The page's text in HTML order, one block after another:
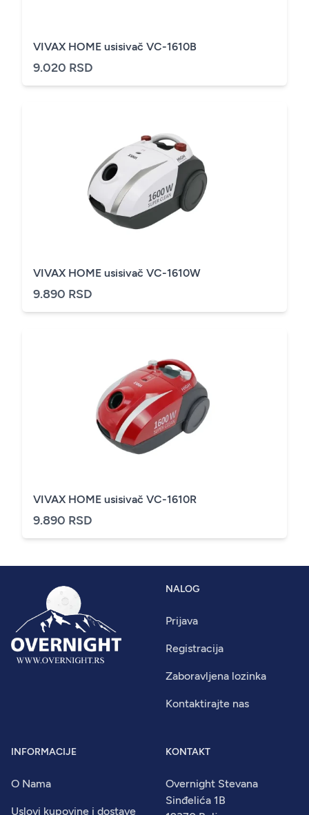
VIVAX HOME usisivač VC-1610B
9.020 RSD
VIVAX HOME usisivač VC-1610W
9.890 RSD
VIVAX HOME usisivač VC-1610R
9.890 RSD
NALOG
Prijava
Registracija
Zaboravljena lozinka
Kontaktirajte nas
INFORMACIJE
O Nama
Uslovi kupovine i dostave
KONTAKT
Overnight Stevana
Sinđelića 1B